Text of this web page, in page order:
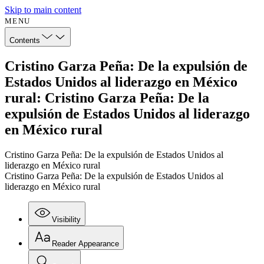
Skip to main content
MENU
Contents
Cristino Garza Peña: De la expulsión de
Estados Unidos al liderazgo en México
rural: Cristino Garza Peña: De la
expulsión de Estados Unidos al liderazgo
en México rural
Cristino Garza Peña: De la expulsión de Estados Unidos al
liderazgo en México rural
Cristino Garza Peña: De la expulsión de Estados Unidos al
liderazgo en México rural
Visibility
Reader Appearance